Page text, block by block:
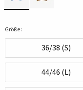
Größe:
36/38 (S)
44/46 (L)